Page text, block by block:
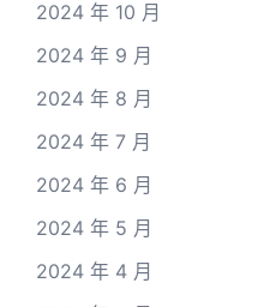
2024 年 10 月
2024 年 9 月
2024 年 8 月
2024 年 7 月
2024 年 6 月
2024 年 5 月
2024 年 4 月